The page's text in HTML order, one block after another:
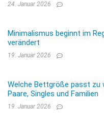
24. Januar 2026
Minimalismus beginnt im
verändert
19. Januar 2026
Welche Bettgröße passt zu
Paare, Singles und Familien
19. Januar 2026